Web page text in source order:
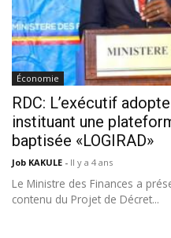
Économie
RDC: L’exécutif
instituant une
baptisée «LOGIRAD»
Job KAKULE - Il y a 4 ans
Le Ministre des Finances a
contenu du Projet de Décret...